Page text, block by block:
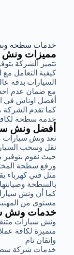
خدمات سطحه
مميزات ونش
تتميز الشركة
كيفية التعامل
السيارات بدقة
مع ضمان عدم
أفضل اوناش في
كما تقدم الشركة
خدمة سطحة
أفضل ونش
تعد ونش سيارات
نقل وسحب
حيث نقوم
ورفع سطحة
مثل فني كهرباء
بالسطحة
كما أن ونش
مستوى من
خدمات ونش
ونش سيارات
متميزة لكافة
وإتقان تام
خدمات شركة